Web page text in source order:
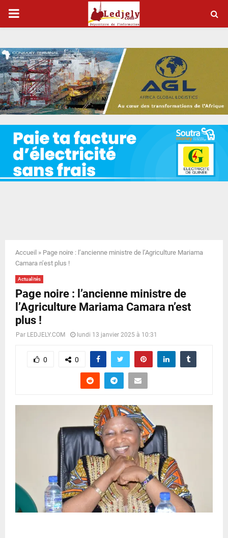
P
I
M
A
R
Y
N
U
Accueil » Page noire : l’ancienne ministre de l’Agriculture Mariama
Camara n’est plus !
Actualités
Page noire : l’ancienne ministre de
l’Agriculture Mariama Camara n’est
plus !
Par LEDJELY.COM lundi 13 janvier 2025 à 10:31
0 0